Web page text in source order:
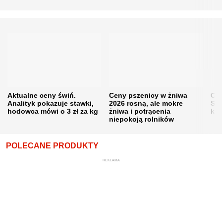
Aktualne ceny świń.
Analityk pokazuje stawki,
hodowca mówi o 3 zł za kg
Ceny pszenicy w żniwa
2026 rosną, ale mokre
żniwa i potrącenia
niepokoją rolników
POLECANE PRODUKTY
REKLAMA